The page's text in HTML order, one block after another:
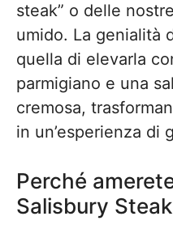
steak” o delle
umido. La genialità
quella di elevarla
parmigiano e una
cremosa,
in un’esperienza di
Perché
Salisbury